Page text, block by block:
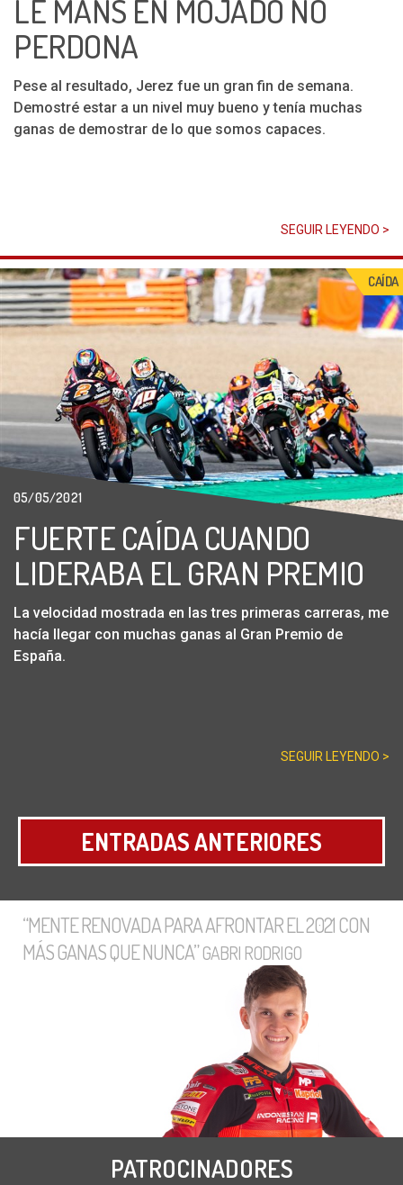
LE MANS EN MOJADO NO
PERDONA
Pese al resultado, Jerez fue un gran fin de semana.
Demostré estar a un nivel muy bueno y tenía muchas
ganas de demostrar de lo que somos capaces.
SEGUIR LEYENDO >
CAÍDA
05/05/2021
FUERTE CAÍDA CUANDO
LIDERABA EL GRAN PREMIO
La velocidad mostrada en las tres primeras carreras, me
hacía llegar con muchas ganas al Gran Premio de
España.
SEGUIR LEYENDO >
ENTRADAS ANTERIORES
“MENTE RENOVADA PARA AFRONTAR EL 2021 CON
MÁS GANAS QUE NUNCA”GABRI RODRIGO
PATROCINADORES